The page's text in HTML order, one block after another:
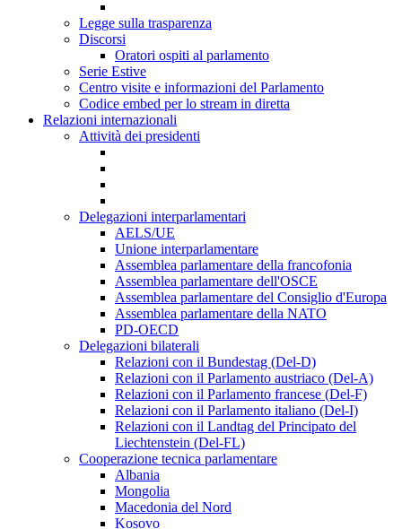
Legge sulla trasparenza
Discorsi
Oratori ospiti al parlamento
Serie Estive
Centro visite e informazioni del Parlamento
Codice embed per lo stream in diretta
Relazioni internazionali
Attività dei presidenti
Delegazioni interparlamentari
AELS/UE
Unione interparlamentare
Assemblea parlamentare della francofonia
Assemblea parlamentare dell'OSCE
Assemblea parlamentare del Consiglio d'Europa
Assemblea parlamentare della NATO
PD-OECD
Delegazioni bilaterali
Relazioni con il Bundestag (Del-D)
Relazioni con il Parlamento austriaco (Del-A)
Relazioni con il Parlamento francese (Del-F)
Relazioni con il Parlamento italiano (Del-I)
Relazioni con il Landtag del Principato del
Liechtenstein (Del-FL)
Cooperazione tecnica parlamentare
Albania
Mongolia
Macedonia del Nord
Kosovo